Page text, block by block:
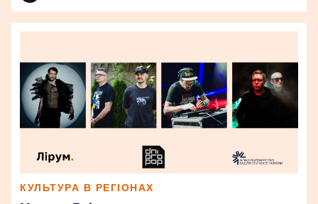
КУЛЬТУРА В РЕГІОНАХ